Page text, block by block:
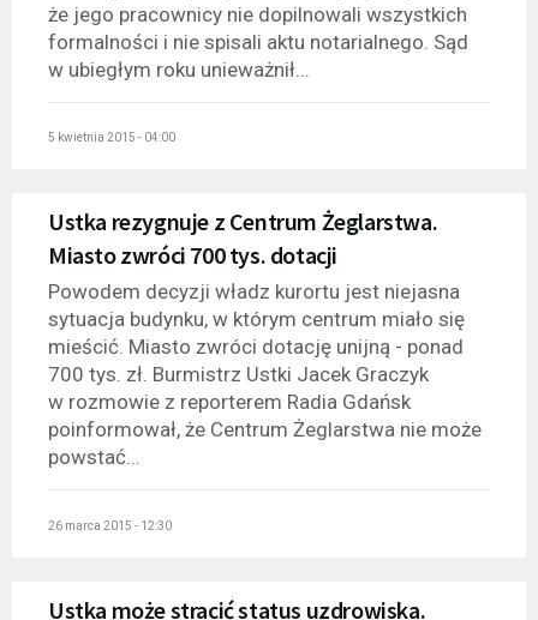
że jego pracownicy nie dopilnowali wszystkich
formalności i nie spisali aktu notarialnego. Sąd
w ubiegłym roku unieważnił...
5 kwietnia 2015 - 04:00
Ustka rezygnuje z Centrum Żeglarstwa.
Miasto zwróci 700 tys. dotacji
Powodem decyzji władz kurortu jest niejasna
sytuacja budynku, w którym centrum miało się
mieścić. Miasto zwróci dotację unijną - ponad
700 tys. zł. Burmistrz Ustki Jacek Graczyk
w rozmowie z reporterem Radia Gdańsk
poinformował, że Centrum Żeglarstwa nie może
powstać...
26 marca 2015 - 12:30
Ustka może stracić status uzdrowiska.